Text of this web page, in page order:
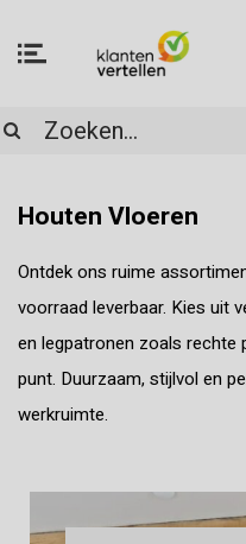
Houten Vloeren
Ontdek ons ruime
voorraad leverbaar. Kies uit
en legpatronen zoals rechte
punt. Duurzaam, stijlvol en
werkruimte.